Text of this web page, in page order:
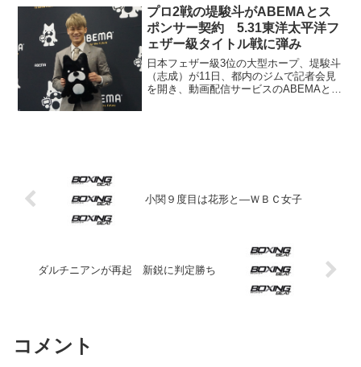
は言わずと知れた元世界王者で、3月にゲ
イリー・ラッセ...
プロ2戦の堤駿斗がABEMAとス
ポンサー契約 5.31東洋太平洋フ
ェザー級タイトル戦に弾み
日本フェザー級3位の大型ホープ、堤駿斗
（志成）が11日、都内のジムで記者会見
を開き、動画配信サービスのABEMAとス
小関９度目は花形と—ＷＢＣ女子
ダルチニアンが再起 新鋭に判定勝ち
コメント